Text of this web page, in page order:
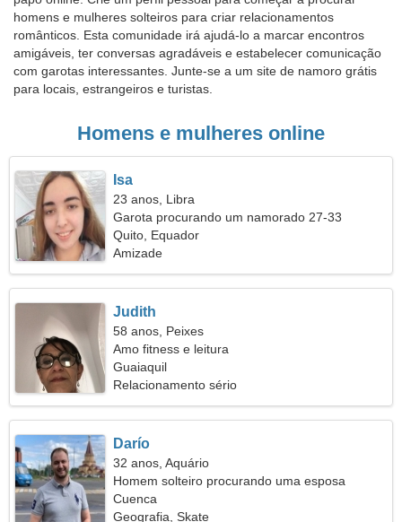
homens e mulheres solteiros para criar relacionamentos
românticos. Esta comunidade irá ajudá-lo a marcar encontros
amigáveis, ter conversas agradáveis e estabelecer comunicação
com garotas interessantes. Junte-se a um site de namoro grátis
para locais, estrangeiros e turistas.
Homens e mulheres online
Isa
23 anos, Libra
Garota procurando um namorado 27-33
Quito, Equador
Amizade
Judith
58 anos, Peixes
Amo fitness e leitura
Guaiaquil
Relacionamento sério
Darío
32 anos, Aquário
Homem solteiro procurando uma esposa
Cuenca
Geografia, Skate